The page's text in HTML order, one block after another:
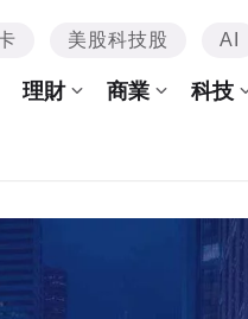
美股科技股 AI
理財 商業 科技